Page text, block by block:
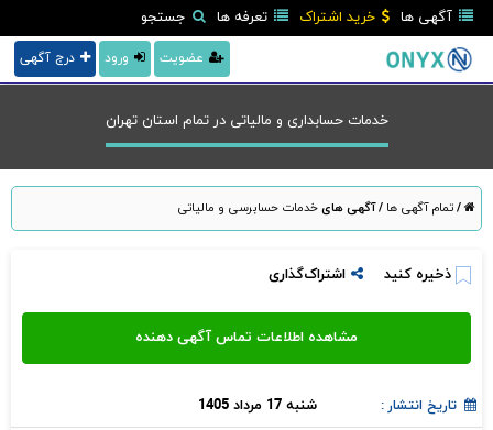
آگهی ها خرید اشتراک تعرفه ها جستجو
درج آگهی ورود عضویت
خدمات حسابداری و مالیاتی در تمام استان تهران
/تمام آگهی ها /آگهی هایخدمات حسابرسی و مالیاتی
ذخیره کنید اشتراک‌گذاری
تاریخ انتشار : شنبه 17 مرداد 1405